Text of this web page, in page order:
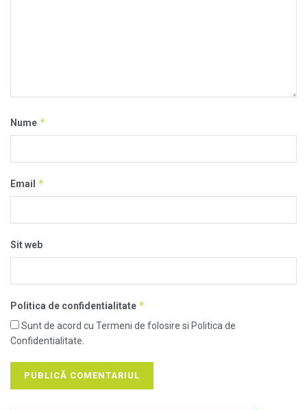
Nume *
Email *
Sit web
Politica de confidentialitate *
Sunt de acord cu Termeni de folosire si Politica de
Confidentialitate.